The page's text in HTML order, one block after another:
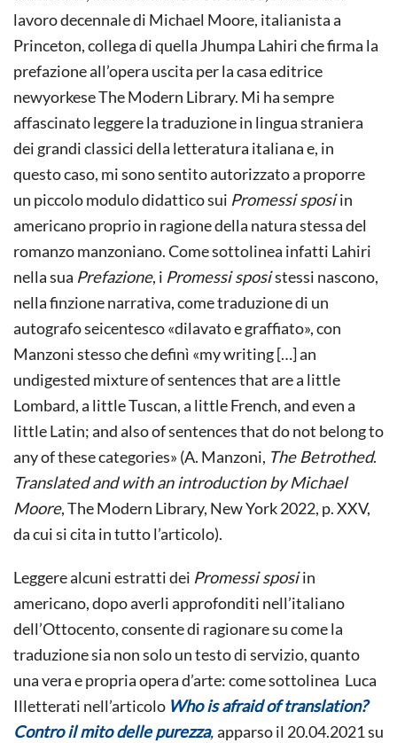
lavoro decennale di Michael Moore, italianista a
Princeton, collega di quella Jhumpa Lahiri che firma la
prefazione all’opera uscita per la casa editrice
newyorkese The Modern Library. Mi ha sempre
affascinato leggere la traduzione in lingua straniera
dei grandi classici della letteratura italiana e, in
questo caso, mi sono sentito autorizzato a proporre
un piccolo modulo didattico sui Promessi sposiin
americano proprio in ragione della natura stessa del
romanzo manzoniano. Come sottolinea infatti Lahiri
nella sua Prefazione, i Promessi sposistessi nascono,
nella finzione narrativa, come traduzione di un
autografo seicentesco «dilavato e graffiato», con
Manzoni stesso che definì «my writing […] an
undigested mixture of sentences that are a little
Lombard, a little Tuscan, a little French, and even a
little Latin; and also of sentences that do not belong to
any of these categories» (A. Manzoni, The Betrothed.
Translated and with an introduction by Michael
Moore, The Modern Library, New York 2022, p. XXV,
da cui si cita in tutto l’articolo).
Leggere alcuni estratti dei Promessi sposiin
americano, dopo averli approfonditi nell’italiano
dell’Ottocento, consente di ragionare su come la
traduzione sia non solo un testo di servizio, quanto
una vera e propria opera d’arte: come sottolinea Luca
Illetterati nell’articolo Who is afraid of translation?
Contro il mito delle purezza,apparso il 20.04.2021 su